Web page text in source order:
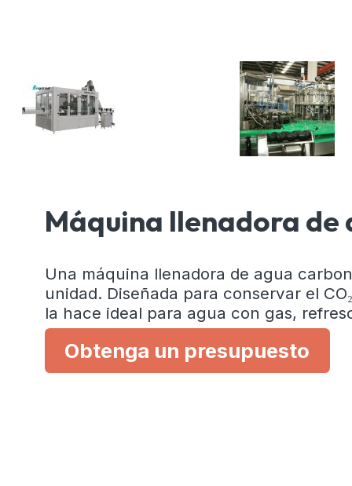
Máquina llenadora
Una máquina llenadora de agua
unidad. Diseñada para conservar el
la hace ideal para agua con gas,
Obtenga un presupuesto